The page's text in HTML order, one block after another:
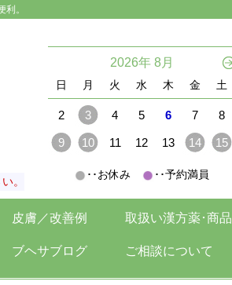
。
。
2026年 8月
日 月 火 水 木 金 土
2 3 4 5 6 7 8
9 10 11 12 13 14 15
･･お休み ･･予約満員
皮膚／改善例 取扱い漢方薬･商品
ブヘサブログ ご相談について